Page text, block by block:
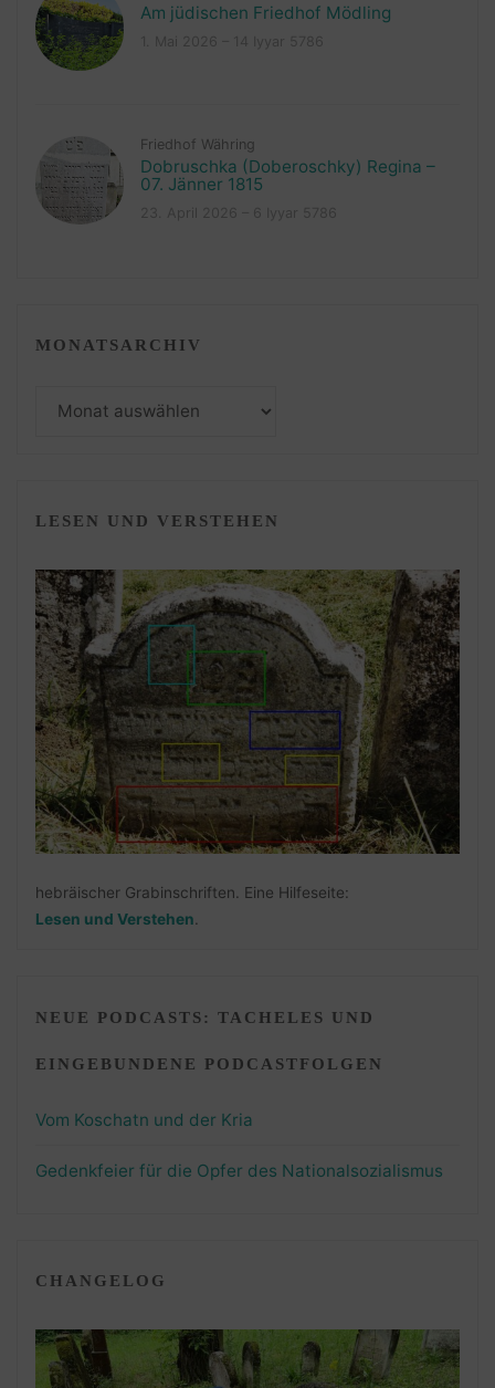
Am jüdischen Friedhof Mödling
Friedhof Währing
Dobruschka (Doberoschky) Regina –
07. Jänner 1815
MONATSARCHIV
LESEN UND VERSTEHEN
hebräischer Grabinschriften. Eine Hilfeseite:
Lesen und Verstehen
NEUE PODCASTS: TACHELES UND
EINGEBUNDENE PODCASTFOLGEN
Vom Koschatn und der Kria
Gedenkfeier für die Opfer des Nationalsozialismus
CHANGELOG